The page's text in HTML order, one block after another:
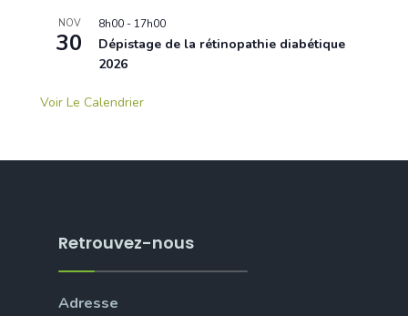
NOV
30
8h00 - 17h00
Dépistage de la rétinopathie diabétique
2026
Voir Le Calendrier
Retrouvez-nous
Adresse